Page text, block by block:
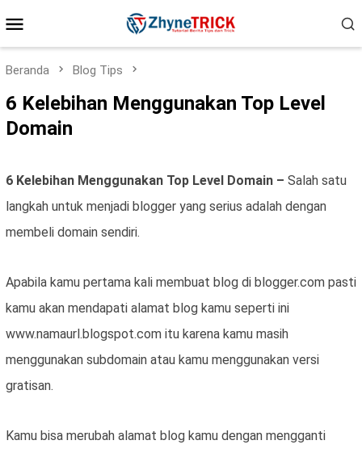
ke
Mobile
Beranda Blog Tips
6 Kelebihan Menggunakan Top Level
Domain
6 Kelebihan Menggunakan Top Level Domain – Salah satu
langkah untuk menjadi blogger yang serius adalah dengan
membeli domain sendiri.
Apabila kamu pertama kali membuat blog di blogger.com pasti
kamu akan mendapati alamat blog kamu seperti ini
www.namaurl.blogspot.com itu karena kamu masih
menggunakan subdomain atau kamu menggunakan versi
gratisan.
Kamu bisa merubah alamat blog kamu dengan mengganti